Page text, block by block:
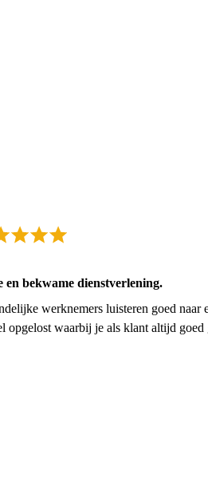
bekwame dienstverlening.
werknemers luisteren goed naar
opgelost waarbij je als klant altijd